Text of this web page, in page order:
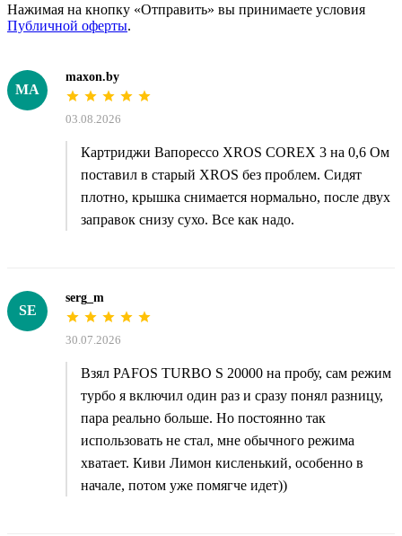
Нажимая на кнопку «Отправить» вы принимаете условия
Публичной оферты.
MA
maxon.by
03.08.2026
Картриджи Вапорессо XROS COREX 3 на 0,6 Ом
поставил в старый XROS без проблем. Сидят
плотно, крышка снимается нормально, после двух
заправок снизу сухо. Все как надо.
SE
serg_m
30.07.2026
Взял PAFOS TURBO S 20000 на пробу, сам режим
турбо я включил один раз и сразу понял разницу,
пара реально больше. Но постоянно так
использовать не стал, мне обычного режима
хватает. Киви Лимон кисленький, особенно в
начале, потом уже помягче идет))